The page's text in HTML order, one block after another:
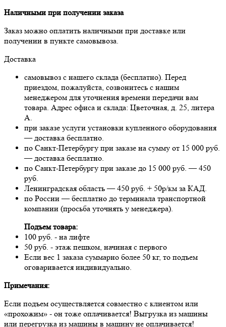
Наличными при получении заказа
Заказ можно оплатить наличными при доставке или
получении в пункте самовывоза.
Доставка
самовывоз с нашего склада (бесплатно). Перед
приездом, пожалуйста, созвонитесь с нашим
менеджером для уточнения времени передачи вам
товара. Адрес офиса и склада: Цветочная, д. 25, литера
А.
при заказе услуги установки купленного оборудования
— доставка бесплатно.
по Санкт-Петербургу при заказе на сумму от 15 000 руб.
— доставка бесплатно.
по Санкт-Петербургу при заказе до 15 000 руб. — 450
руб.
Ленинградская область — 450 руб. + 50р/км за КАД.
по России — бесплатно до терминала транспортной
компании (просьба уточнять у менеджера).
Подъем товара:
100 руб. - на лифте
50 руб. - этаж пешком, начиная с первого
Если вес 1 заказа суммарно более 50 кг, то подъем
оговаривается индивидуально.
Примечания:
Если подъем осуществляется совместно с клиентом или
«прохожим» - он тоже оплачивается! Выгрузка из машины
или перегрузка из машины в машину не оплачивается!